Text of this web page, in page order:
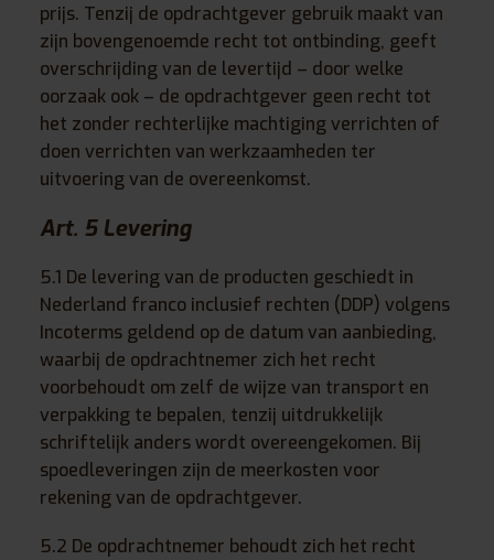
prijs. Tenzij de opdrachtgever gebruik maakt van
zijn bovengenoemde recht tot ontbinding, geeft
overschrijding van de levertijd – door welke
oorzaak ook – de opdrachtgever geen recht tot
het zonder rechterlijke machtiging verrichten of
doen verrichten van werkzaamheden ter
uitvoering van de overeenkomst.
Art. 5 Levering
5.1 De levering van de producten geschiedt in
Nederland franco inclusief rechten (DDP) volgens
Incoterms geldend op de datum van aanbieding,
waarbij de opdrachtnemer zich het recht
voorbehoudt om zelf de wijze van transport en
verpakking te bepalen, tenzij uitdrukkelijk
schriftelijk anders wordt overeengekomen. Bij
spoedleveringen zijn de meerkosten voor
rekening van de opdrachtgever.
5.2 De opdrachtnemer behoudt zich het recht